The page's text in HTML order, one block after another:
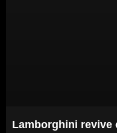
Lamborghini revive